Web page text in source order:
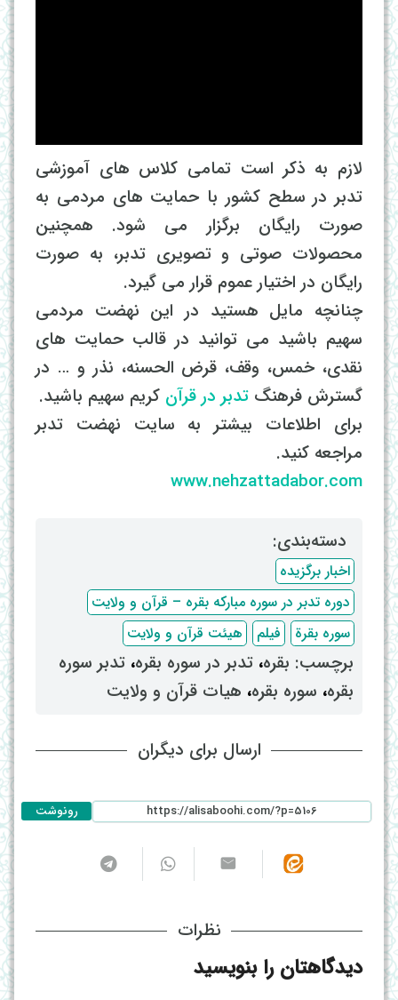
لازم به ذکر است تمامی کلاس های آموزشی
تدبر در سطح کشور با حمایت های مردمی به
صورت رایگان برگزار می شود. همچنین
محصولات صوتی و تصویری تدبر، به صورت
رایگان در اختیار عموم قرار می گیرد.
چنانچه مایل هستید در این نهضت مردمی
سهیم باشید می توانید در قالب حمایت های
نقدی، خمس، وقف، قرض الحسنه، نذر و … در
گسترش فرهنگ تدبر در قرآن کریم سهیم باشید.
برای اطلاعات بیشتر به سایت نهضت تدبر
مراجعه کنید.
www.nehzattadabor.com
دسته‌بندی: ‌
اخبار برگزیده
دوره تدبر در سوره مبارکه بقره – قرآن و ولایت
سوره بقرة
فیلم هیئت قرآن و ولایت
برچسب: ‌ بقره، ‌ تدبر در سوره بقره، ‌ تدبر سوره
بقره، ‌ سوره بقره، ‌ هیات قرآن و ولایت
ارسال برای دیگران
رونوشت
نظرات
دیدگاهتان را بنویسید